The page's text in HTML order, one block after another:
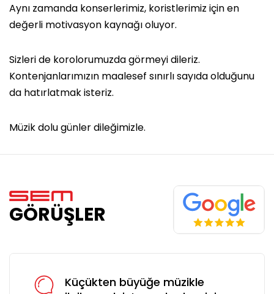
Aynı zamanda konserlerimiz, koristlerimiz için en
değerli motivasyon kaynağı oluyor.
Sizleri de korolorumuzda görmeyi dileriz.
Kontenjanlarımızın maalesef sınırlı sayıda olduğunu
da hatırlatmak isteriz.
Müzik dolu günler dileğimizle.
GÖRÜŞLER
Küçükten büyüğe müzikle